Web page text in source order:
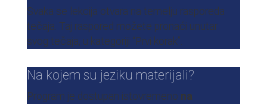
Svaka se lekcija otvara na temelju rasporeda
tečaja. Taj raspored možete pronaći unutar
svog tečaja, u kategoriji “Prvi korak”.
Na kojem su jeziku materijali?
Program je dostupan istovremeno na